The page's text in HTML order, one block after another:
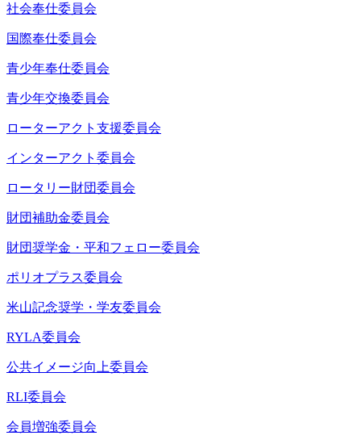
社会奉仕委員会
国際奉仕委員会
青少年奉仕委員会
青少年交換委員会
ローターアクト支援委員会
インターアクト委員会
ロータリー財団委員会
財団補助金委員会
財団奨学金・平和フェロー委員会
ポリオプラス委員会
米山記念奨学・学友委員会
RYLA委員会
公共イメージ向上委員会
RLI委員会
会員増強委員会